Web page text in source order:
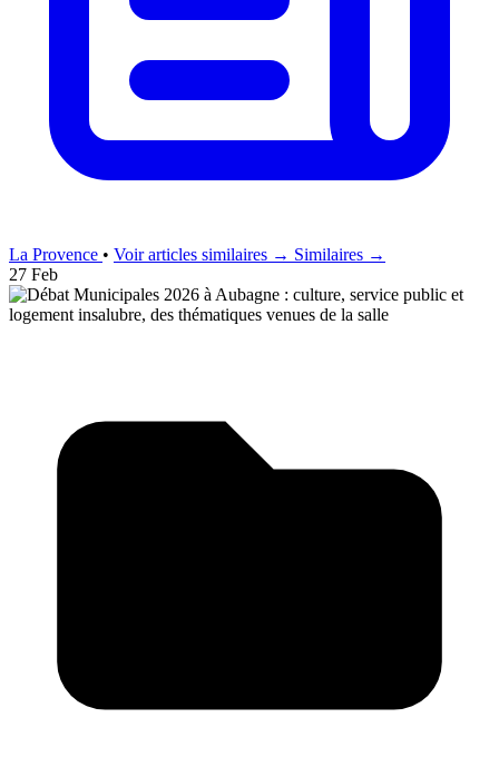
La Provence • Voir articles similaires → Similaires →
27 Feb